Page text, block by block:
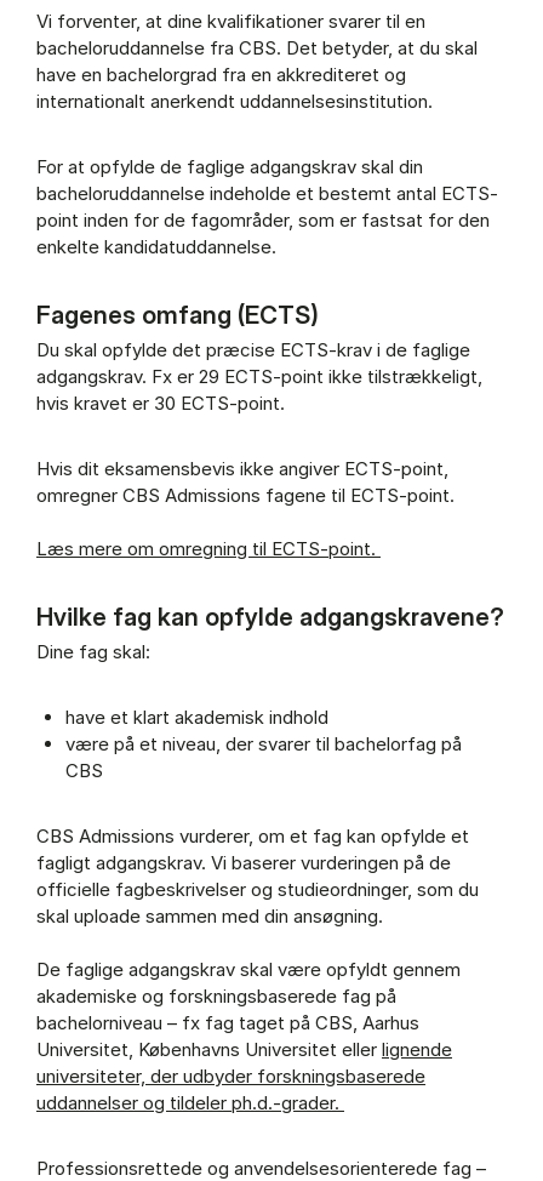
Vi forventer, at dine kvalifikationer svarer til en
bacheloruddannelse fra CBS. Det betyder, at du skal
have en bachelorgrad fra en akkrediteret og
internationalt anerkendt uddannelsesinstitution.
For at opfylde de faglige adgangskrav skal din
bacheloruddannelse indeholde et bestemt antal ECTS-
point inden for de fagområder, som er fastsat for den
enkelte kandidatuddannelse.
Fagenes omfang (ECTS)
Du skal opfylde det præcise ECTS-krav i de faglige
adgangskrav. Fx er 29 ECTS-point ikke tilstrækkeligt,
hvis kravet er 30 ECTS-point.
Hvis dit eksamensbevis ikke angiver ECTS-point,
omregner CBS Admissions fagene til ECTS-point.
Læs mere om omregning til ECTS-point.
Hvilke fag kan opfylde adgangskravene?
Dine fag skal:
have et klart akademisk indhold
være på et niveau, der svarer til bachelorfag på
CBS
CBS Admissions vurderer, om et fag kan opfylde et
fagligt adgangskrav. Vi baserer vurderingen på de
officielle fagbeskrivelser og studieordninger, som du
skal uploade sammen med din ansøgning.
De faglige adgangskrav skal være opfyldt gennem
akademiske og forskningsbaserede fag på
bachelorniveau – fx fag taget på CBS, Aarhus
Universitet, Københavns Universitet eller lignende
universiteter, der udbyder forskningsbaserede
uddannelser og tildeler ph.d.-grader.
Professionsrettede og anvendelsesorienterede fag –